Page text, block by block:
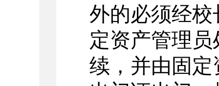
外的必须经
定资产管理
续，并由固